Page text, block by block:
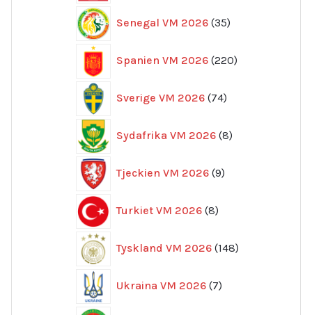
Senegal VM 2026 35
produkter
Spanien VM 2026 220
produkter
Sverige VM 2026 74
produkter
Sydafrika VM 2026 8
produkter
Tjeckien VM 2026 9
produkter
Turkiet VM 2026 8
produkter
Tyskland VM 2026 148
produkter
Ukraina VM 2026 7
produkter